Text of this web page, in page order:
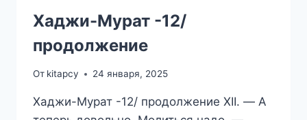
Хаджи-Мурат -12/
продолжение
От kitapcy 24 января, 2025
Хаджи-Мурат -12/ продолжение XII. — А